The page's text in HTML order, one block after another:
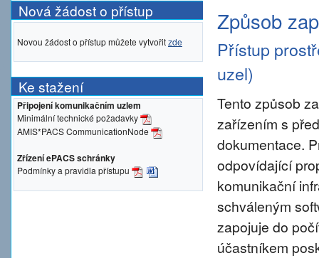
Nová žádost o přístup
Novou žádost o přístup můžete vytvořitzde
Ke stažení
Připojení komunikačním uzlem
Minimální technické požadavky
AMIS*PACS CommunicationNode
Zřízení ePACS schránky
Podmínky a pravidla přístupu
Způsob
Přístup
uzel)
Tento způsob
zařízením s
dokumentace.
odpovídající
komunikační
schváleným
zapojuje do
účastníkem